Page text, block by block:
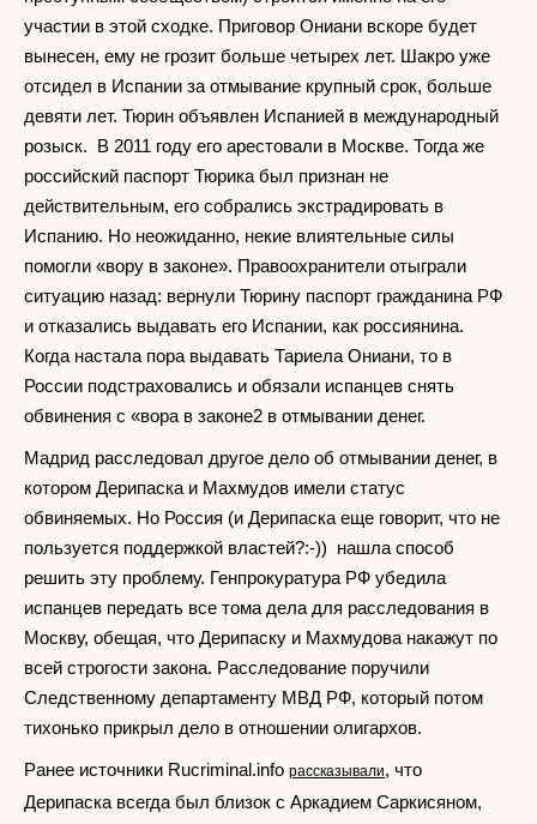
участии в этой сходке. Приговор Ониани вскоре будет
вынесен, ему не грозит больше четырех лет. Шакро уже
отсидел в Испании за отмывание крупный срок, больше
девяти лет. Тюрин объявлен Испанией в международный
розыск. В 2011 году его арестовали в Москве. Тогда же
российский паспорт Тюрика был признан не
действительным, его собрались экстрадировать в
Испанию. Но неожиданно, некие влиятельные силы
помогли «вору в законе». Правоохранители отыграли
ситуацию назад: вернули Тюрину паспорт гражданина РФ
и отказались выдавать его Испании, как россиянина.
Когда настала пора выдавать Тариела Ониани, то в
России подстраховались и обязали испанцев снять
обвинения с «вора в законе2 в отмывании денег.
Мадрид расследовал другое дело об отмывании денег, в
котором Дерипаска и Махмудов имели статус
обвиняемых. Но Россия (и Дерипаска еще говорит, что не
пользуется поддержкой властей?:-)) нашла способ
решить эту проблему. Генпрокуратура РФ убедила
испанцев передать все тома дела для расследования в
Москву, обещая, что Дерипаску и Махмудова накажут по
всей строгости закона. Расследование поручили
Следственному департаменту МВД РФ, который потом
тихонько прикрыл дело в отношении олигархов.
Ранее источники Rucriminal.info рассказывали, что
Дерипаска всегда был близок с Аркадием Саркисяном,